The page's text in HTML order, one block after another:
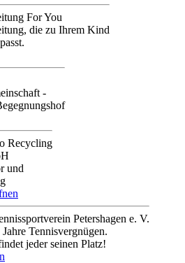
For You
die zu Ihrem Kind
-
Recycling
und
Petershagen e. V.
Tennisvergnügen.
jeder seinen Platz!